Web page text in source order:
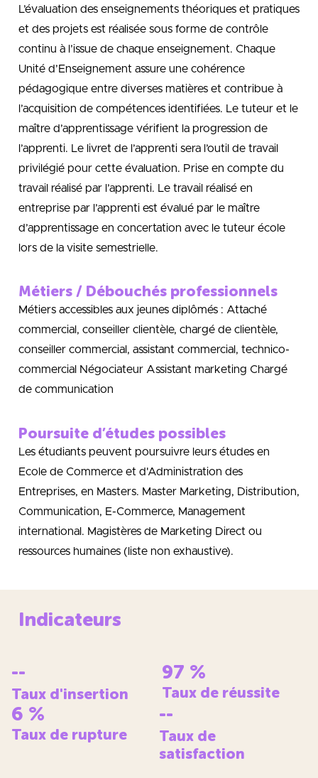
L’évaluation des enseignements théoriques et pratiques
et des projets est réalisée sous forme de contrôle
continu à l’issue de chaque enseignement. Chaque
Unité d’Enseignement assure une cohérence
pédagogique entre diverses matières et contribue à
l’acquisition de compétences identifiées. Le tuteur et le
maître d’apprentissage vérifient la progression de
l’apprenti. Le livret de l’apprenti sera l’outil de travail
privilégié pour cette évaluation. Prise en compte du
travail réalisé par l’apprenti. Le travail réalisé en
entreprise par l’apprenti est évalué par le maître
d’apprentissage en concertation avec le tuteur école
lors de la visite semestrielle.
Métiers / Débouchés professionnels
Métiers accessibles aux jeunes diplômés : Attaché
commercial, conseiller clientèle, chargé de clientèle,
conseiller commercial, assistant commercial, technico-
commercial Négociateur Assistant marketing Chargé
de communication
Poursuite d’études possibles
Les étudiants peuvent poursuivre leurs études en
Ecole de Commerce et d'Administration des
Entreprises, en Masters. Master Marketing, Distribution,
Communication, E-Commerce, Management
international. Magistères de Marketing Direct ou
ressources humaines (liste non exhaustive).
Indicateurs
--
Taux d'insertion
97 %
Taux de réussite
6 %
Taux de rupture
--
Taux de
satisfaction